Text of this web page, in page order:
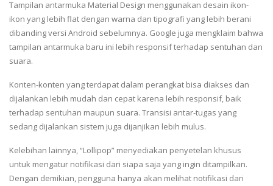
Tampilan antarmuka Material Design menggunakan desain ikon-
ikon yang lebih flat dengan warna dan tipografi yang lebih berani
dibanding versi Android sebelumnya. Google juga mengklaim bahwa
tampilan antarmuka baru ini lebih responsif terhadap sentuhan dan
suara.
Konten-konten yang terdapat dalam perangkat bisa diakses dan
dijalankan lebih mudah dan cepat karena lebih responsif, baik
terhadap sentuhan maupun suara. Transisi antar-tugas yang
sedang dijalankan sistem juga dijanjikan lebih mulus.
Kelebihan lainnya, “Lollipop” menyediakan penyetelan khusus
untuk mengatur notifikasi dari siapa saja yang ingin ditampilkan.
Dengan demikian, pengguna hanya akan melihat notifikasi dari